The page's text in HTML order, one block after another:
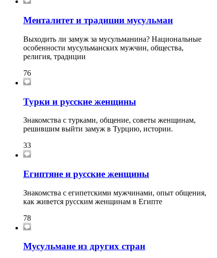
Менталитет и традиции мусульман
Выходить ли замуж за мусульманина? Национальные
особенности мусульманских мужчин, общества,
религия, традиции
76
Турки и русские женщины
Знакомства с турками, общение, советы женщинам,
решившим выйти замуж в Турцию, истории.
33
Египтяне и русские женщины
Знакомства с египетскими мужчинами, опыт общения,
как живется русским женщинам в Египте
78
Мусульмане из других стран